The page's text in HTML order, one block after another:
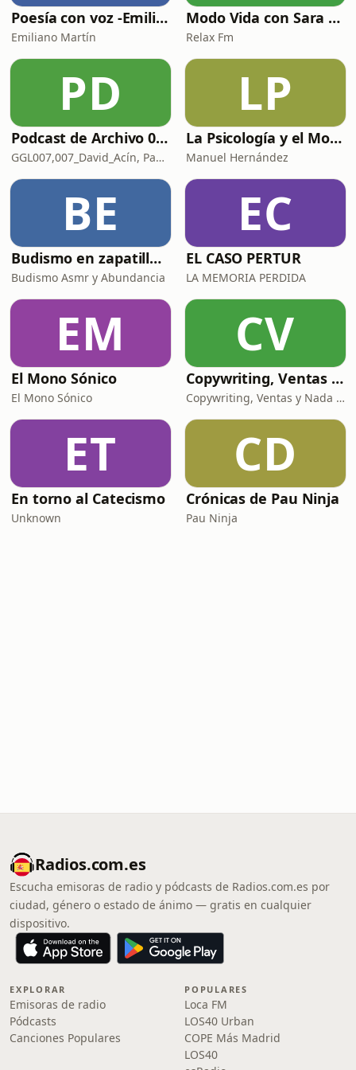
Poesía con voz -Emiliano Martín- Podcasts
Emiliano Martín
Modo Vida con Sara Manzaneque
Relax Fm
PD
Podcast de Archivo 007
GGL007,007_David_Acín, Pablo_Ortega, 58, AlbertoBond y Claalc
LP
La Psicología y el Modelo Parcuve®
Manuel Hernández
BE
Budismo en zapatillas, El budismo sin sermones
Budismo Asmr y Abundancia
EC
EL CASO PERTUR
LA MEMORIA PERDIDA
EM
El Mono Sónico
El Mono Sónico
CV
Copywriting, Ventas y Nada que perder
Copywriting, Ventas y Nada que Perder
ET
En torno al Catecismo
Unknown
CD
Crónicas de Pau Ninja
Pau Ninja
Radios.com.es
Escucha emisoras de radio y pódcasts de Radios.com.es por
ciudad, género o estado de ánimo — gratis en cualquier
dispositivo.
EXPLORAR
Emisoras de radio
Pódcasts
Canciones Populares
POPULARES
Loca FM
LOS40 Urban
COPE Más Madrid
LOS40